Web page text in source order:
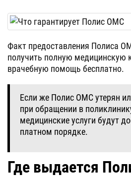
Факт предоставления Полиса
получить полную медицинскую
врачебную помощь бесплатно.
Если же Полис ОМС утерян
при обращении в
медицинские услуги будут
платном порядке.
Где выдается